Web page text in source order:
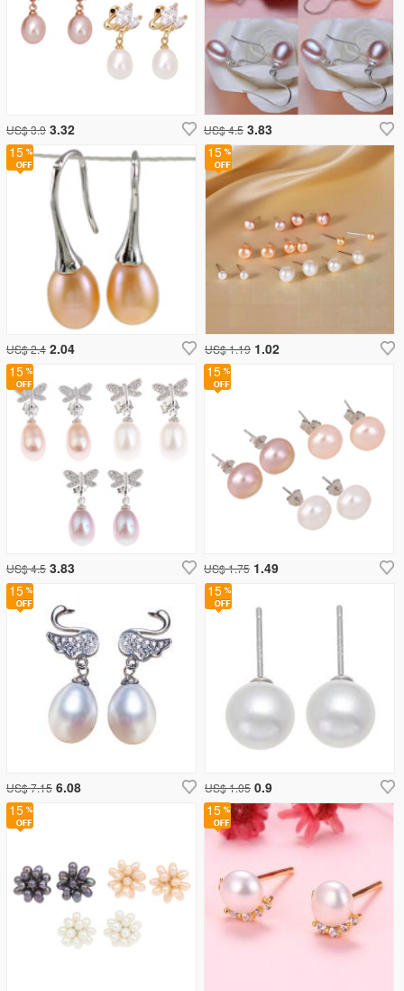
15
US$ 1.19 1.02
15
US$ 3.9 3.32
15
US$ 1.05 0.9
15
US$ 1.75 1.49
US$ 4.5 3.83
15
US$ 2.4 2.04
15
15
US$ 4.5 3.83
15
US$ 7.15 6.08